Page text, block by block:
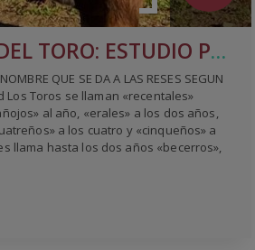
LAS EDADES DEL TORO: ESTUDIO POR LA DENTADURA Y LAS ASTAS
QUE SE DA A LAS RESES SEGUN
Los Toros se llaman «recentales»
al año, «erales» a los dos años,
a los cuatro y «cinqueños» a
llama hasta los dos años «becerros»,